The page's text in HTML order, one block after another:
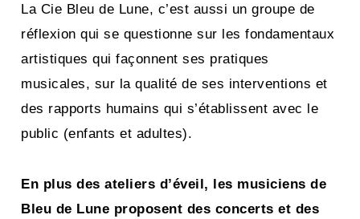
La Cie Bleu de Lune, c’est aussi un groupe de
réflexion qui se questionne sur les fondamentaux
artistiques qui façonnent ses pratiques
musicales, sur la qualité de ses interventions et
des rapports humains qui s’établissent avec le
public (enfants et adultes).
En plus des ateliers d’éveil, les musiciens de
Bleu de Lune proposent des concerts et des